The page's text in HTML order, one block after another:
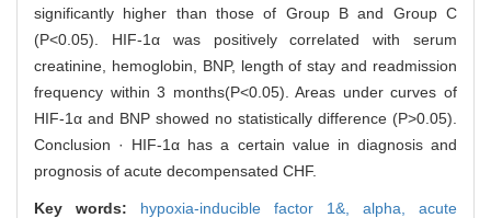
significantly higher than those of Group B and Group C
(P<0.05). HIF-1α was positively correlated with serum
creatinine, hemoglobin, BNP, length of stay and readmission
frequency within 3 months(P<0.05). Areas under curves of
HIF-1α and BNP showed no statistically difference (P>0.05).
Conclusion · HIF-1α has a certain value in diagnosis and
prognosis of acute decompensated CHF.
Key words: hypoxia-inducible factor 1&, alpha, acute